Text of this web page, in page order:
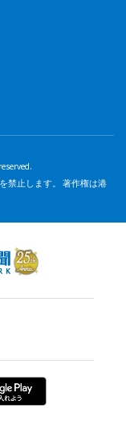
禁止します。 著作権は港